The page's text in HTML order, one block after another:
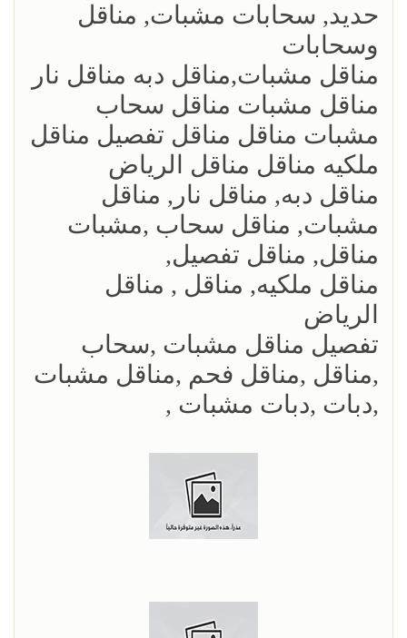
حديد, سحابات مشبات, مناقل
وسحابات
مناقل مشبات,مناقل دبه مناقل نار
مناقل مشبات مناقل سحاب
مشبات مناقل مناقل تفصيل مناقل
ملكيه مناقل مناقل الرياض
مناقل دبه, مناقل نار, مناقل
مشبات, مناقل سحاب ,مشبات
مناقل, مناقل تفصيل,
مناقل ملكيه, مناقل , مناقل
الرياض
تفصيل مناقل مشبات ,سحاب
,مناقل ,مناقل فحم ,مناقل مشبات
,دبات ,دبات مشبات ,